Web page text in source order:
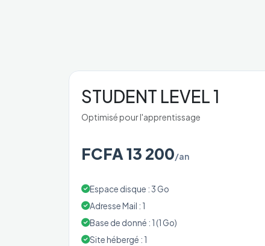
STUDENT LEVEL 1
Optimisé pour l'apprentissage
FCFA 13 200/an
Espace disque : 3 Go
Adresse Mail : 1
Base de donné : 1 (1 Go)
Site hébergé : 1